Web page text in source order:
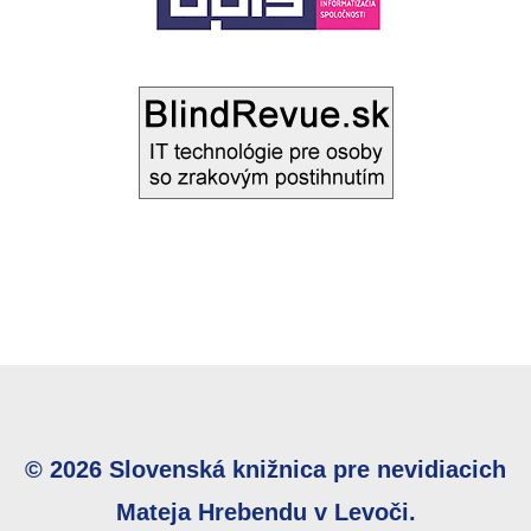
© 2026 Slovenská knižnica pre nevidiacich
Mateja Hrebendu v Levoči.